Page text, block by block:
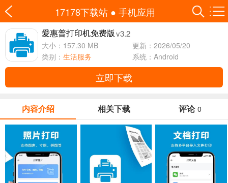
17178下载站 ● 手机应用
愛惠普打印机免费版 v3.2
大小：157.30 MB
更新：2026/05/20
类别： 生活服务 系统：Android
立即下载
内容介绍 相关下载 评论 0